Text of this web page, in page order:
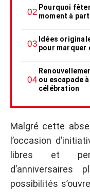
Pourquoi
moment à
Idées
pour marquer
ou escapade
célébration
Malgré cette
l’occasion
libres et
possibilités